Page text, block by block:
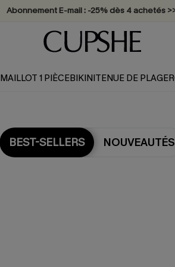
Abonnement E-mail : -25% dès 4 achetés
MAILLOT 1 PIÈCEBIKINITENUE DE PLAGE
BEST-SELLERS NOUVEAUTÉS